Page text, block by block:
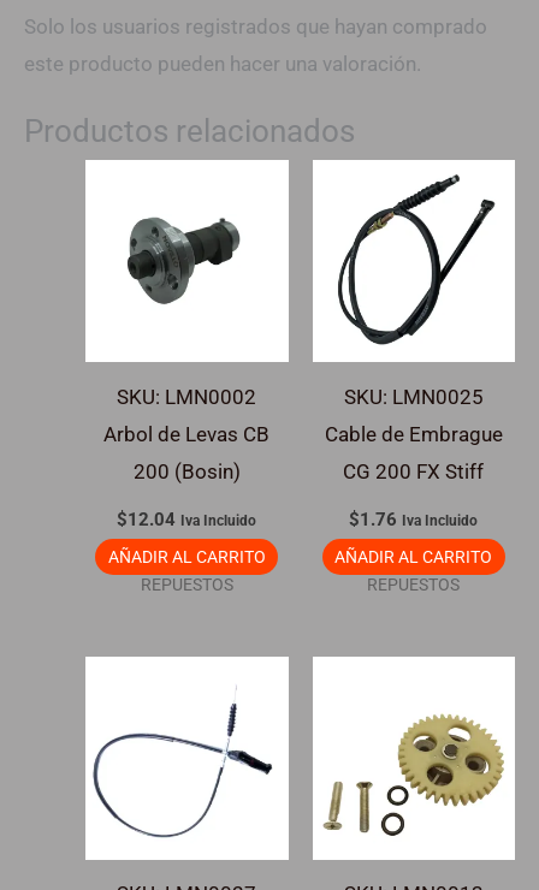
Solo los usuarios registrados que hayan comprado
este producto pueden hacer una valoración.
Productos relacionados
SKU: LMN0002
Arbol de Levas CB
200 (Bosin)
$12.04 Iva Incluido
AÑADIR AL CARRITO
REPUESTOS
SKU: LMN0025
Cable de Embrague
CG 200 FX Stiff
$1.76 Iva Incluido
AÑADIR AL CARRITO
REPUESTOS